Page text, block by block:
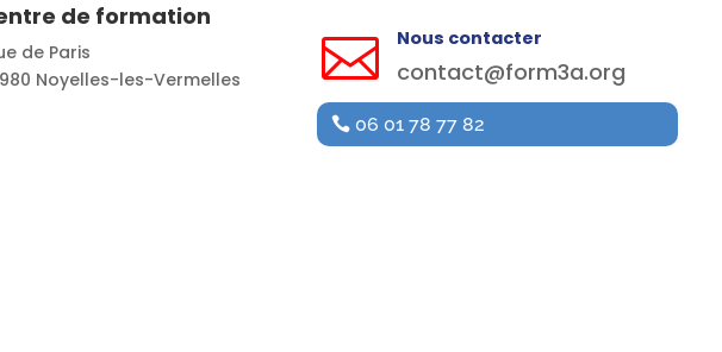
de formation
de Paris
Noyelles-les-Vermelles
 Nous contacter
contact@form3a.org
06 01 78 77 82